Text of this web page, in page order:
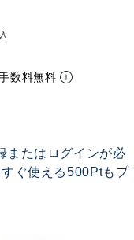
数料無料
またはログインが必
ぐ使える500Ptもプ